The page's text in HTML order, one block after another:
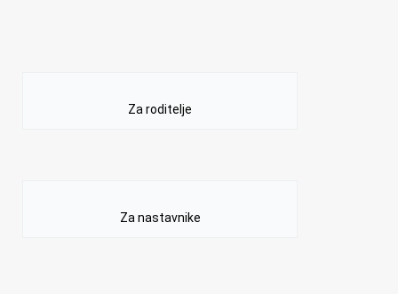
Za roditelje
Za nastavnike